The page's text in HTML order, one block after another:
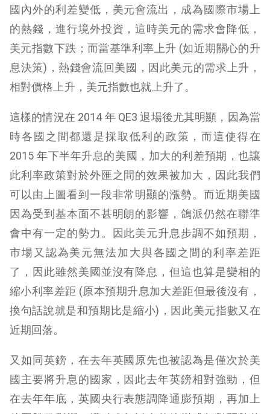
國內外的利差變低，美元會流出，成為國際市場上
的熱錢，進行境外投資，這時美元的需求會降低，
美元指數下跌；而當基準利率上升 (如近期關心的升
息決策)，熱錢會流回美國，因此美元的需求上升，
相對價格上升，美元指數也就上升了。
這樣的情況在 2014 年 QE3 退場後尤其明顯，因為當
時各國之間都還是採取低利的政策，而這使得在
2015 年下半年升息的美國，加大的利差預期，也讓
此利率政策對於外匯之間的效果被加大，因此我們
可以由上圖看到一段非常明顯的漲勢。而近期美國
因為受到基本面不甚明朗的影響，鴿派仍然在聯準
會中有一定的勢力。因此美元升息步調不如預期，
市場又認為美元無法加大與各國之間的利率差距
了，因此雖然美國並沒有降息，但這也算是變相的
縮小利率差距 (原本預期升息加大差距但最後沒有，
換句話說就是和預期比是縮小)，因此美元指數又在
近期回落。
又如同英鎊，在去年英國原先也被認為是僅次於美
國主要將升息的國家，因此去年英鎊相對強勁，但
在去年年底，英國央行表態調降通膨預期，再加上